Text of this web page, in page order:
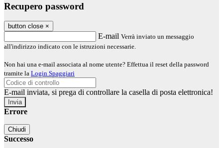
Recupero password
button close ×
E-mail Verrà inviato un messaggio
all'indirizzo indicato con le istruzioni necessarie.
Non hai una e-mail associata al nome utente? Effettua il reset della password
tramite la Login Spaggiari
E-mail inviata, si prega di controllare la casella di posta elettronica!
Errore
Chiudi
Successo